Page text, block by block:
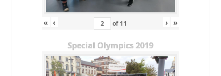
« ‹ of 11 › »
Special Olympics 2019